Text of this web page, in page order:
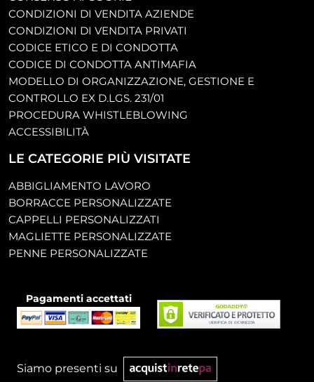
CONDIZIONI DI VENDITA AZIENDE
CONDIZIONI DI VENDITA PRIVATI
CODICE ETICO E DI CONDOTTA
CODICE DI CONDOTTA ANTIMAFIA
MODELLO DI ORGANIZZAZIONE, GESTIONE E
CONTROLLO EX D.LGS. 231/01
PROCEDURA WHISTLEBLOWING
ACCESSIBILITÀ
LE CATEGORIE PIÙ VISITATE
ABBIGLIAMENTO LAVORO
BORRACCE PERSONALIZZATE
CAPPELLI PERSONALIZZATI
MAGLIETTE PERSONALIZZATE
PENNE PERSONALIZZATE
Pagamenti accettati
Siamo presenti su